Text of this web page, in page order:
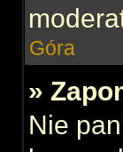
Góra
»
Nie